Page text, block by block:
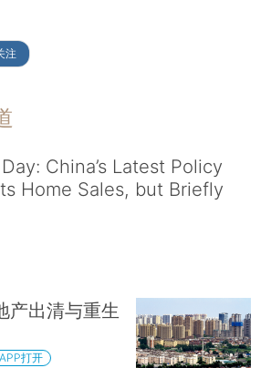
注
China’s Latest Policy
Home Sales, but Briefly
产出清与重生
APP打开